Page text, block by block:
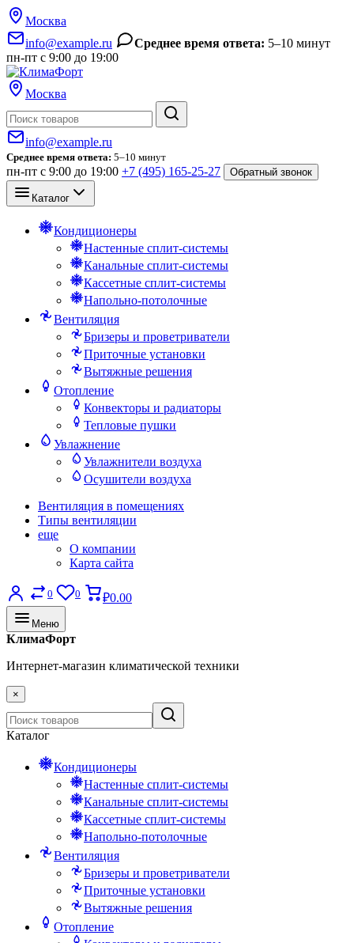
Москва
info@example.ru
Среднее время ответа: 5–10 минут
пн-пт с 9:00 до 19:00
Москва
info@example.ru
Среднее время ответа: 5–10 минут
пн-пт с 9:00 до 19:00 +7 (495) 165-25-27 Обратный звонок
Каталог
Кондиционеры
Настенные сплит-системы
Канальные сплит-системы
Кассетные сплит-системы
Напольно-потолочные
Вентиляция
Бризеры и проветриватели
Приточные установки
Вытяжные решения
Отопление
Конвекторы и радиаторы
Тепловые пушки
Увлажнение
Увлажнители воздуха
Осушители воздуха
Вентиляция в помещениях
Типы вентиляции
еще
О компании
Карта сайта
0 0 ₽0.00
Меню
КлимаФорт
Интернет-магазин климатической техники
×
Каталог
Кондиционеры
Настенные сплит-системы
Канальные сплит-системы
Кассетные сплит-системы
Напольно-потолочные
Вентиляция
Бризеры и проветриватели
Приточные установки
Вытяжные решения
Отопление